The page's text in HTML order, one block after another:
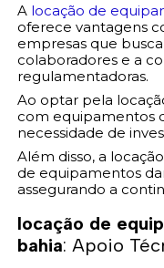
A locação de
oferece vantagens
empresas que
colaboradores e a
regulamentadoras.
Ao optar pela
com equipamentos
necessidade de
Além disso, a
de equipamentos
assegurando a
locação de
bahia: Apoio